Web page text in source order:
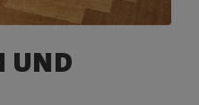
UND